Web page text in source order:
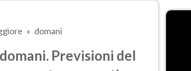
domani
Previsioni del